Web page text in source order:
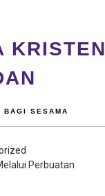
KRISTEN
BAGI SESAMA
Perbuatan